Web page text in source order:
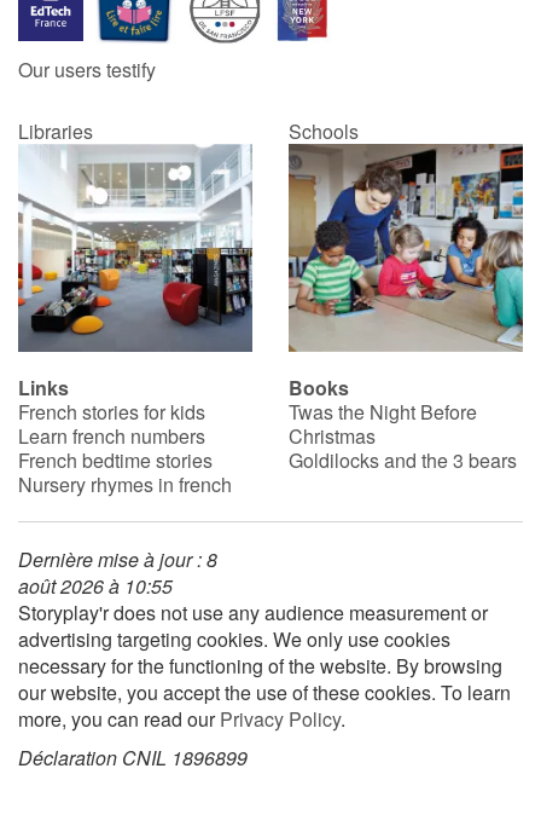
Home
Schools
Libraries
Videos & Tutorials
Blog
Learn french with Storyplay'r
French book lists for children
Activities and workshops
Dyslexia and reading disorders
Our users testify
Libraries Schools
Links
French stories for kids
Learn french numbers
French bedtime stories
Nursery rhymes in french
Books
Twas the Night Before
Christmas
Goldilocks and the 3 bears
Dernière mise à jour : 8
août 2026 à 10:55
Storyplay'r does not use any audience measurement or
advertising targeting cookies. We only use cookies
necessary for the functioning of the website. By browsing
our website, you accept the use of these cookies. To learn
more, you can read ourPrivacy Policy.
Déclaration CNIL 1896899